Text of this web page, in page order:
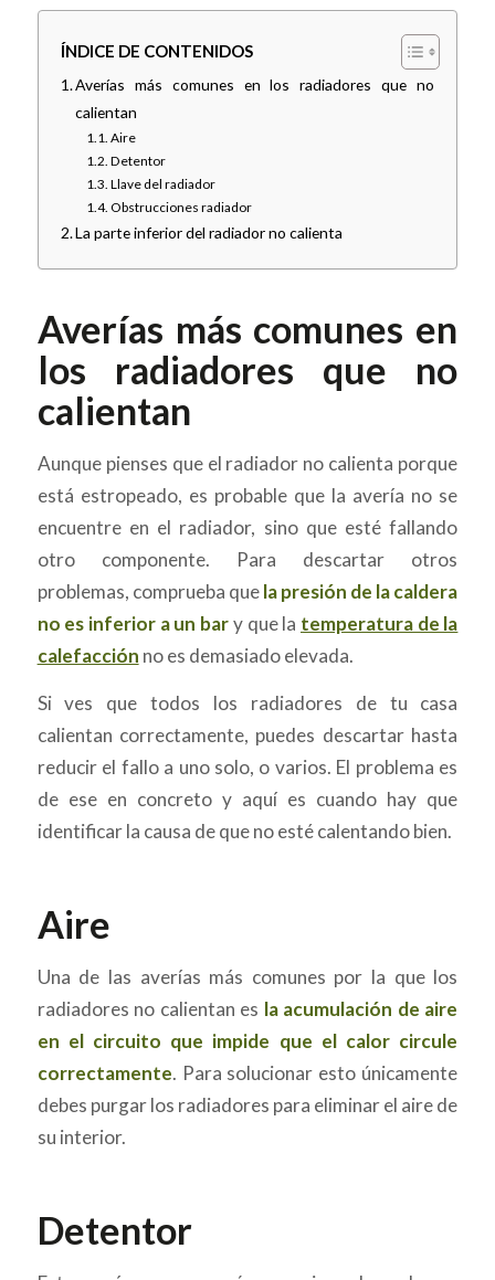
ÍNDICE DE CONTENIDOS
Averías más comunes en los radiadores que no
calientan
Aire
Detentor
Llave del radiador
Obstrucciones radiador
La parte inferior del radiador no calienta
Averías más comunes en
los radiadores que no
calientan
Aunque pienses que el radiador no calienta porque
está estropeado, es probable que la avería no se
encuentre en el radiador, sino que esté fallando
otro componente. Para descartar otros
problemas, comprueba quela presión de la caldera
no es inferior a un bary que la temperatura de la
calefacción no es demasiado elevada.
Si ves que todos los radiadores de tu casa
calientan correctamente, puedes descartar hasta
reducir el fallo a uno solo, o varios. El problema es
de ese en concreto y aquí es cuando hay que
identificar la causa de que no esté calentando bien.
Aire
Una de las averías más comunes por la que los
radiadores no calientan es la acumulación de aire
en el circuito que impide que el calor circule
correctamente. Para solucionar esto únicamente
debes purgar los radiadores para eliminar el aire de
su interior.
Detentor